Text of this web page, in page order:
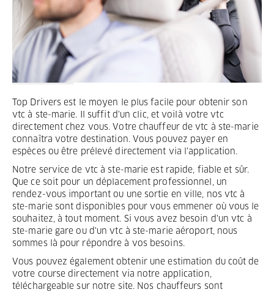
Privacy
Top Drivers est le moyen le plus facile pour obtenir son
vtc à ste-marie. Il suffit d'un clic, et voilà votre vtc
directement chez vous. Votre chauffeur de vtc à ste-marie
connaîtra votre destination. Vous pouvez payer en
espèces ou être prélevé directement via l'application.
Notre service de vtc à ste-marie est rapide, fiable et sûr.
Que ce soit pour un déplacement professionnel, un
rendez-vous important ou une sortie en ville, nos vtc à
ste-marie sont disponibles pour vous emmener où vous le
souhaitez, à tout moment. Si vous avez besoin d'un vtc à
ste-marie gare ou d'un vtc à ste-marie aéroport, nous
sommes là pour répondre à vos besoins.
Vous pouvez également obtenir une estimation du coût de
votre course directement via notre application,
téléchargeable sur notre site. Nos chauffeurs sont